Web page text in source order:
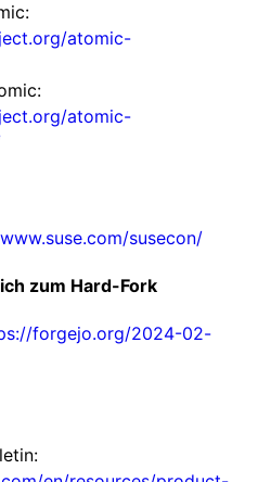
atomic-
atomic-
susecon/
zum Hard-Fork
forgejo.org/2024-02-